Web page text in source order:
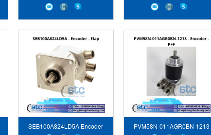
SEB100A824LD5A Encoder
PVM58N-011AGR0BN-1213